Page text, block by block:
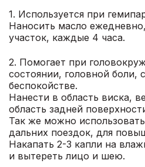
1. Используется при
Наносить масло
участок, каждые 4 часа.
2. Помогает при
состоянии, головной боли,
беспокойстве.
Нанести в область виска,
область задней
Так же можно
дальних поездок, для
Накапать 2-3 капли на
и вытереть лицо и шею.